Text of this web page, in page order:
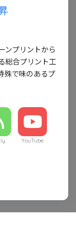
ンプリントから
総合プリント工
殊で味のあるプ
YouTube